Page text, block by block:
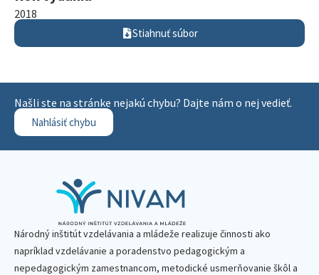
2018
Stiahnuť súbor
Našli ste na stránke nejakú chybu? Dajte nám o nej vedieť.
Nahlásiť chybu
Národný inštitút vzdelávania a mládeže realizuje činnosti ako
napríklad vzdelávanie a poradenstvo pedagogickým a
nepedagogickým zamestnancom, metodické usmerňovanie škôl a